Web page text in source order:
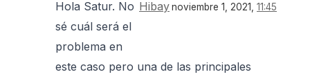
Hibaynoviembre 1, 2021, 11:45
Hola Satur. No
sé cuál será el
problema en
este caso pero una de las principales